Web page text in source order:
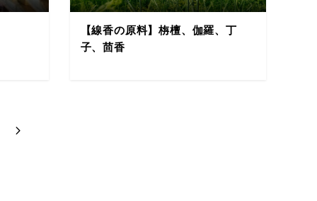
【線香の原料】栴檀、伽羅、丁
子、茴香
